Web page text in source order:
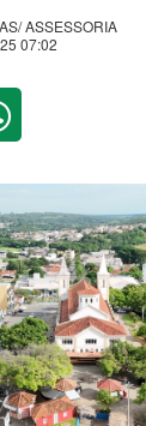
ASSESSORIA
07:02